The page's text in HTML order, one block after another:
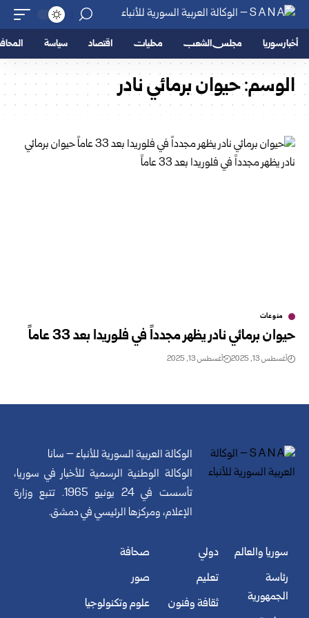
أخبار سوريا مجلس الشعب محليات اقتصاد سياسة
الوسم:حيوان برمائي نادر
منوعات
حيوان برمائي نادر يظهر مجدداً في فلوريدا بعد 33 عاماً
أغسطس 13, 2025 أغسطس 13, 2025
الوكالة العربية السورية للأنباء – سانا
الوكالة الوطنية الرسمية للأخبار في سوريا،
تأسست في 24 يونيو 1965. تتبع وزارة
الإعلام، ومركزها الرئيسي في دمشق.
سوريا والعالم
رئاسة
الجمهورية
دولي
تعليم
ثقافة وفنون
صحافة
صور
علوم وتكنولوجيا